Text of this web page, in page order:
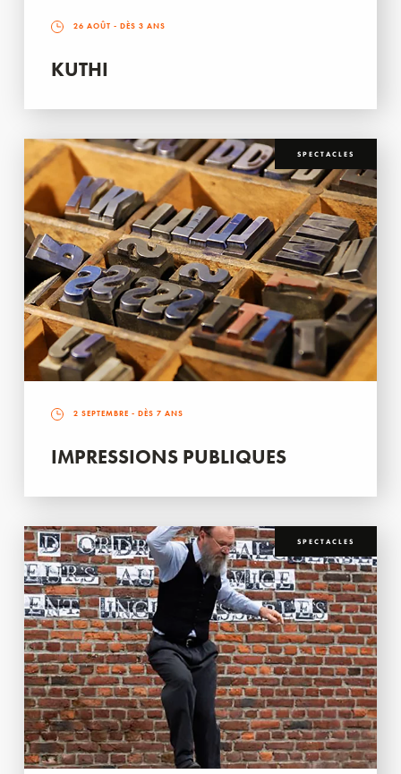
26 AOÛT - DÈS 3 ANS
KUTHI
SPECTACLES
2 SEPTEMBRE - DÈS 7 ANS
IMPRESSIONS PUBLIQUES
SPECTACLES